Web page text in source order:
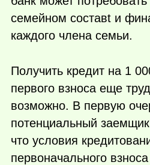
семейном составt и
каждого члена семьи.
Получить кредит на 1
первого взноса еще
возможно. В первую
потенциальный
что условия
первоначального